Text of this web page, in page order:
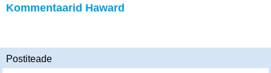
Kommentaarid Haward
Postiteade